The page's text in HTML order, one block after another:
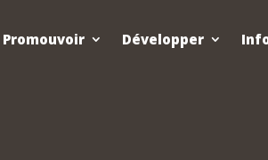
Promouvoir Développer